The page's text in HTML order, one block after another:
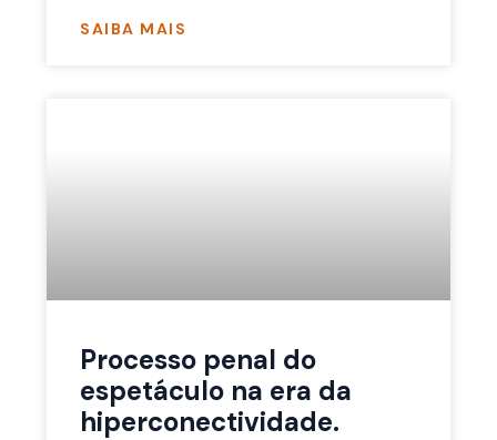
SAIBA MAIS
Processo penal do
espetáculo na era da
hiperconectividade.